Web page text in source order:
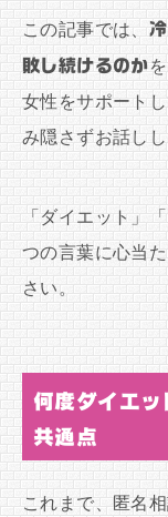
この記事では、
敗し続けるのか
女性をサポート
み隠さずお話しし
「ダイエット」
つの言葉に心当
さい。
何度ダイエッ
共通点
これまで、匿名